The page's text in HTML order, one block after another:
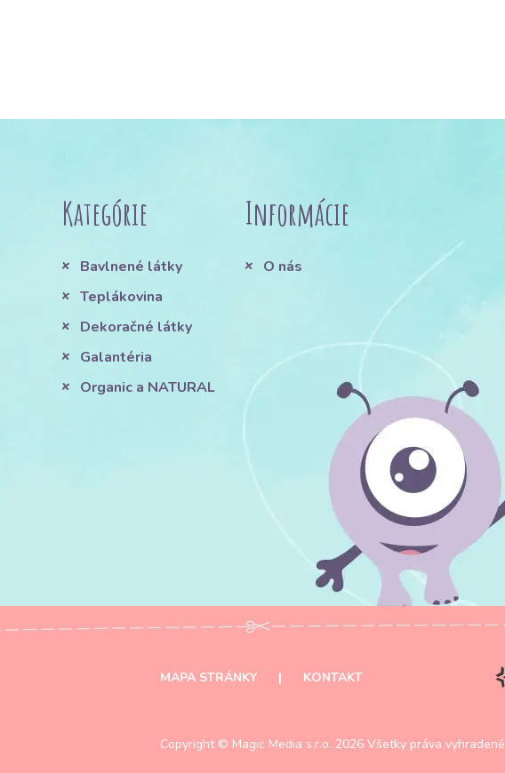
Kategórie
Bavlnené látky
Teplákovina
Dekoračné látky
Galantéria
Organic a NATURAL
Informácie
O nás
MAPA STRÁNKY | KONTAKT
Copyright © Magic Media s.r.o. 2026 Všetky práva vyhradené